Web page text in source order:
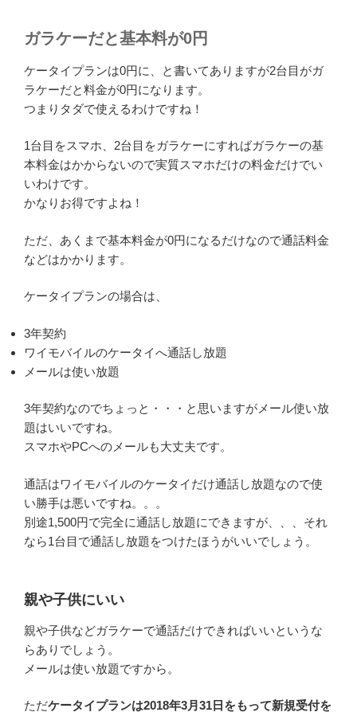
ガラケーだと基本料が0円
ケータイプランは0円に、と書いてありますが2台目がガ
ラケーだと料金が0円になります。
つまりタダで使えるわけですね！
1台目をスマホ、2台目をガラケーにすればガラケーの基
本料金はかからないので実質スマホだけの料金だけでい
いわけです。
かなりお得ですよね！
ただ、あくまで基本料金が0円になるだけなので通話料金
などはかかります。
ケータイプランの場合は、
3年契約
ワイモバイルのケータイへ通話し放題
メールは使い放題
3年契約なのでちょっと・・・と思いますがメール使い放
題はいいですね。
スマホやPCへのメールも大丈夫です。
通話はワイモバイルのケータイだけ通話し放題なので使
い勝手は悪いですね。。。
別途1,500円で完全に通話し放題にできますが、、、それ
なら1台目で通話し放題をつけたほうがいいでしょう。
親や子供にいい
親や子供などガラケーで通話だけできればいいというな
らありでしょう。
メールは使い放題ですから。
ただケータイプランは2018年3月31日をもって新規受付を